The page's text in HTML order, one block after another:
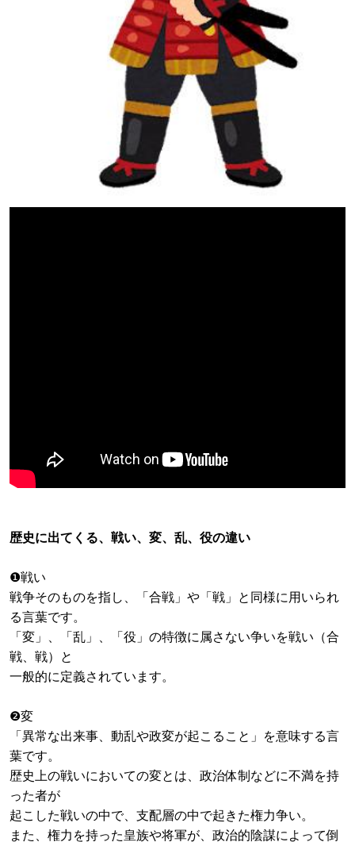
歴史に出てくる、戦い、変、乱、役の違い
❶戦い
戦争そのものを指し、「合戦」や「戦」と同様に用いられ
る言葉です。
「変」、「乱」、「役」の特徴に属さない争いを戦い（合
戦、戦）と
一般的に定義されています。
❷変
「異常な出来事、動乱や政変が起こること」を意味する言
葉です。
歴史上の戦いにおいての変とは、政治体制などに不満を持
った者が
起こした戦いの中で、支配層の中で起きた権力争い。
また、権力を持った皇族や将軍が、政治的陰謀によって倒